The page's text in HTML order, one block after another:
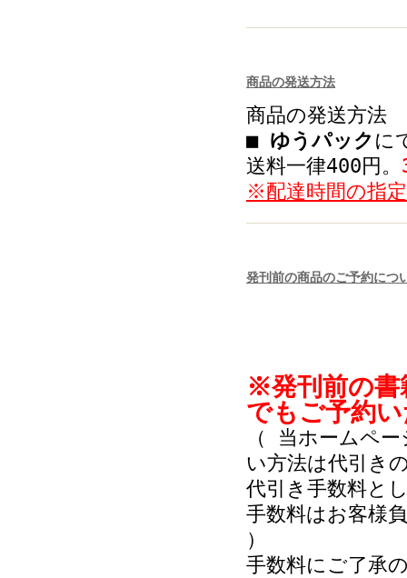
商品の発送方法
商品の発送方法
■ ゆうパック に
送料一律400円。
※配達時間の指
発刊前の商品のご予約につ
※発刊前の書
でもご予約
（ 当ホームペ
い方法は代引き
代引き手数料と
手数料はお客様
）
手数料にご了承